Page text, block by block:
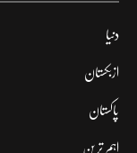
دنیا
ازبکستان
پاکستان
اہم ترین